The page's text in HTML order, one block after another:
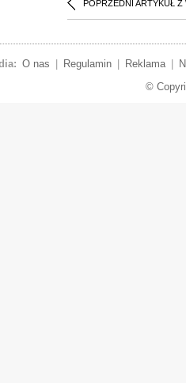
POPRZEDNI ARTYKUŁ Z
O nas Regulamin Reklama
©